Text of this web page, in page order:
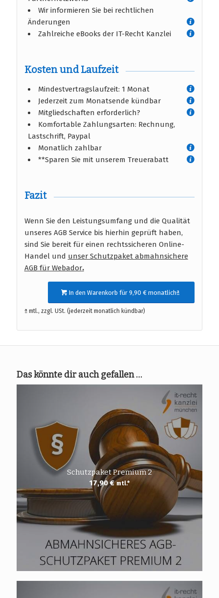
Wir informieren Sie bei rechtlichen
Änderungen
Zahlreiche eBooks der IT-Recht Kanzlei
Kosten und Laufzeit
Mindestvertragslaufzeit: 1 Monat
Jederzeit zum Monatsende kündbar
Mitgliedschaften erforderlich?
Komfortable Zahlungsarten: Rechnung,
Lastschrift, Paypal
Monatlich zahlbar
**Sparen Sie mit unserem Treuerabatt
Fazit
Wenn Sie den Leistungsumfang und die Qualität
unseres AGB Service bis hierhin geprüft haben,
sind Sie bereit für einen rechtssicheren Online-
Handel und unser Schutzpaket abmahnsichere
AGB für Webador.
In den Warenkorb für 9,90 € monatlichª
ª mtl., zzgl. USt. (jederzeit monatlich kündbar)
Das könnte dir auch gefallen …
Schutzpaket Premium 2
17,90€ mtl.*